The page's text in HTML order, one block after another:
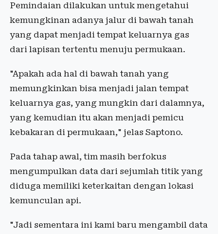
Pemindaian dilakukan untuk mengetahui
kemungkinan adanya jalur di bawah tanah
yang dapat menjadi tempat keluarnya gas
dari lapisan tertentu menuju permukaan.
"Apakah ada hal di bawah tanah yang
memungkinkan bisa menjadi jalan tempat
keluarnya gas, yang mungkin dari dalamnya,
yang kemudian itu akan menjadi pemicu
kebakaran di permukaan," jelas Saptono.
Pada tahap awal, tim masih berfokus
mengumpulkan data dari sejumlah titik yang
diduga memiliki keterkaitan dengan lokasi
kemunculan api.
"Jadi sementara ini kami baru mengambil data